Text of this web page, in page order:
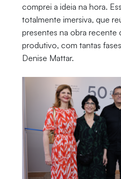
comprei a ideia na hora.
totalmente imersiva, que
presentes na obra recente
produtivo, com tantas
Denise Mattar.